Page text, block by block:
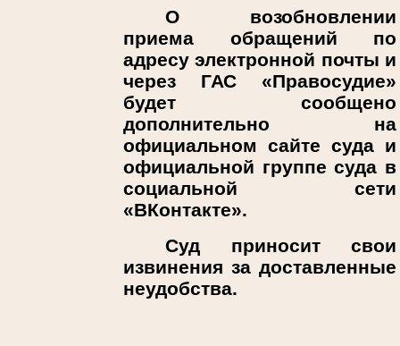
О возобновлении
приема обращений по
адресу электронной почты и
через ГАС «Правосудие»
будет сообщено
дополнительно на
официальном сайте суда и
официальной группе суда в
социальной сети
«ВКонтакте».
Суд приносит свои
извинения за доставленные
неудобства.